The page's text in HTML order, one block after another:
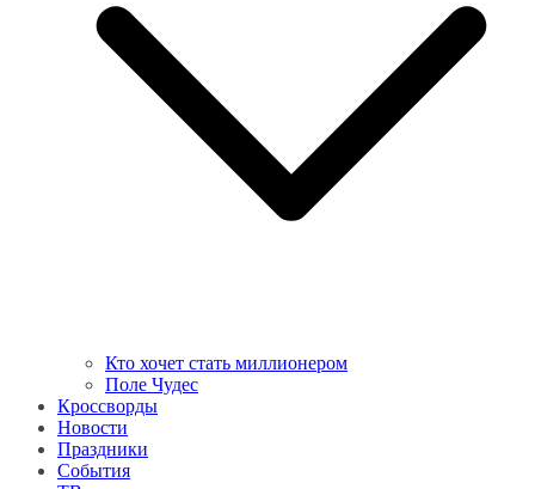
Кто хочет стать миллионером
Поле Чудес
Кроссворды
Новости
Праздники
События